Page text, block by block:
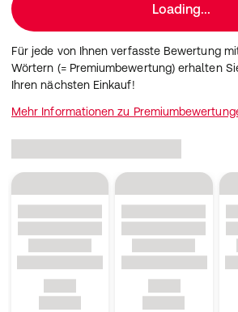
Loading...
Für jede von Ihnen verfasste Bewertung
Wörtern (= Premiumbewertung) erhalten
Ihren nächsten Einkauf!
Mehr Informationen zu